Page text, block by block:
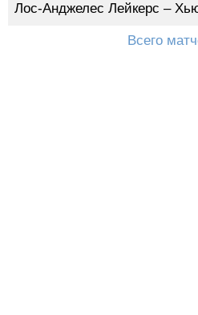
Лос-Анджелес Лейкерс –
Всего